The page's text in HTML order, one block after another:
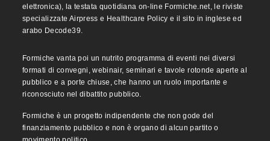
elettronica), la testata quotidiana on-line Formiche.net, le riviste
specializzate Airpress e Healthcare Policy e il sito in inglese ed
arabo Decode39.
Formiche vanta poi un nutrito programma di eventi nei diversi
formati di convegni, webinair, seminari e tavole rotonde aperte al
pubblico e a porte chiuse, che hanno un ruolo importante e
riconosciuto nel dibattito pubblico.
Formiche è un progetto indipendente che non gode del
finanziamento pubblico e non è organo di alcun partito o